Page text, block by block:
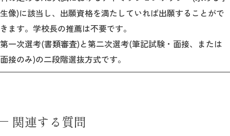
学生生活
留学・国際交流
キャリア
生像)に該当し、出願資格を満たしていれば出願することがで
きます。学校長の推薦は不要です。
第一次選考(書類審査)と第二次選考(筆記試験・面接、または
面接のみ)の二段階選抜方式です。
関連する質問